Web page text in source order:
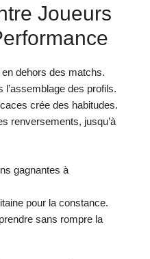
Joueurs
dehors des matchs.
des profils.
crée des habitudes.
renversements, jusqu’à
gagnantes à
pour la constance.
sans rompre la